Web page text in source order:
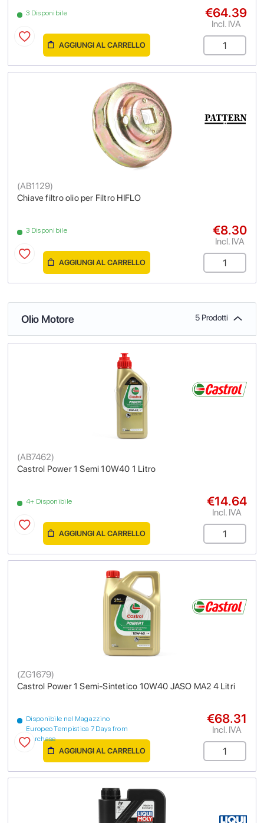
3 Disponibile €64.39
Incl. IVA
AGGIUNGI AL CARRELLO
Chiave filtro olio per Filtro HIFLO
(AB1129)
3 Disponibile €8.30
Incl. IVA
AGGIUNGI AL CARRELLO
Olio Motore 5 Prodotti
Castrol Power 1 Semi 10W40 1 Litro
(AB7462)
4+ Disponibile €14.64
Incl. IVA
AGGIUNGI AL CARRELLO
Castrol Power 1 Semi-Sintetico 10W40 JASO MA2 4 Litri
(ZG1679)
Disponibile nel Magazzino
Europeo Tempistica 7 Days from
purchase
€68.31
Incl. IVA
AGGIUNGI AL CARRELLO